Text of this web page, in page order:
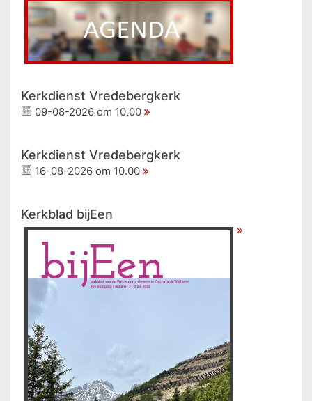
Kerkdienst Vredebergkerk
09-08-2026 om 10.00
Kerkdienst Vredebergkerk
16-08-2026 om 10.00
Kerkblad bijEen